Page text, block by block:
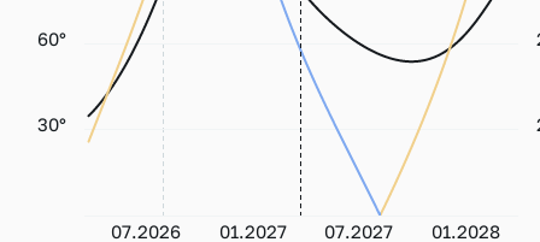
07.2026 01.2027 07.2027 01.2028
30°
60°